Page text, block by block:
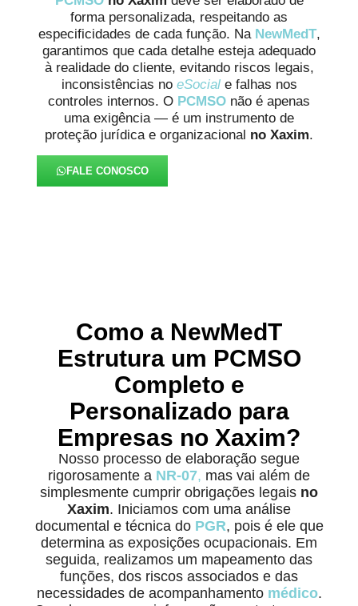
forma personalizada, respeitando as
especificidades de cada função. Na NewMedT,
garantimos que cada detalhe esteja adequado
à realidade do cliente, evitando riscos legais,
inconsistências no eSocial e falhas nos
controles internos. O PCMSO não é apenas
uma exigência — é um instrumento de
proteção jurídica e organizacional no Xaxim.
FALE CONOSCO
Como a NewMedT
Estrutura um PCMSO
Completo e
Personalizado para
Empresas no Xaxim?
Nosso processo de elaboração segue
rigorosamente a NR-07, mas vai além de
simplesmente cumprir obrigações legais no
Xaxim. Iniciamos com uma análise
documental e técnica do PGR, pois é ele que
determina as exposições ocupacionais. Em
seguida, realizamos um mapeamento das
funções, dos riscos associados e das
necessidades de acompanhamento médico.